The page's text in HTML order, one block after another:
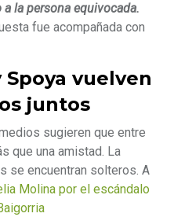
a la persona equivocada.
fue acompañada con
vuelven
juntos
sugieren que entre
que una amistad. La
se encuentran solteros. A
Molina por el escándalo